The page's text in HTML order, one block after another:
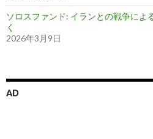
ソロスファンド: イランとの戦争によ
く
2026年3月9日
AD